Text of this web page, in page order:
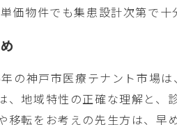
価物件でも集患設計次第で十
の神戸市医療テナント市場
、地域特性の正確な理解と、
移転をお考えの先生方は、早